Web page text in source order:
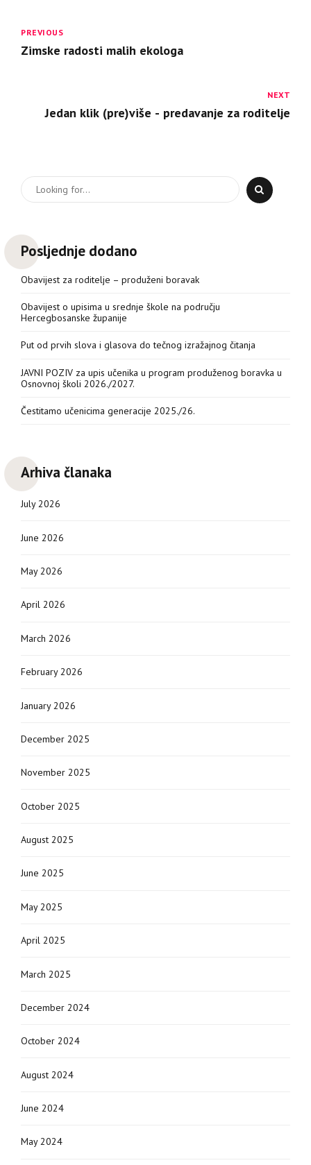
PREVIOUS
Zimske radosti malih ekologa
NEXT
Jedan klik (pre)više - predavanje za roditelje
Posljednje dodano
Obavijest za roditelje – produženi boravak
Obavijest o upisima u srednje škole na području
Hercegbosanske županije
Put od prvih slova i glasova do tečnog izražajnog čitanja
JAVNI POZIV za upis učenika u program produženog boravka u
Osnovnoj školi 2026./2027.
Čestitamo učenicima generacije 2025./26.
Arhiva članaka
July 2026
June 2026
May 2026
April 2026
March 2026
February 2026
January 2026
December 2025
November 2025
October 2025
August 2025
June 2025
May 2025
April 2025
March 2025
December 2024
October 2024
August 2024
June 2024
May 2024